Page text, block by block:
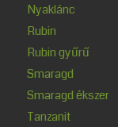
Nyaklánc
Rubin
Rubin gyűrű
Smaragd
Smaragd ékszer
Tanzanit